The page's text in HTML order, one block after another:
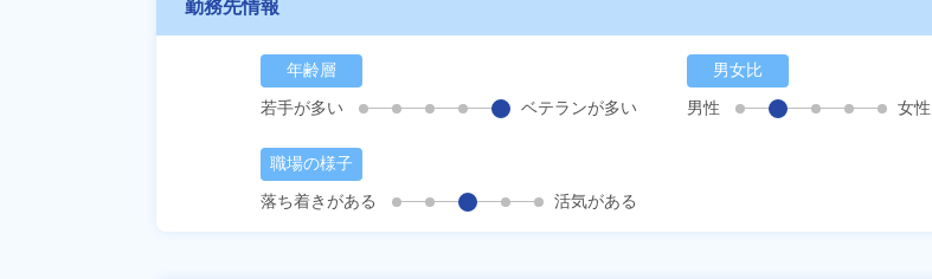
勤務先情報
年齢層
若手が多い
ベテランが多い
男女比
男性
女性
職場の様子
落ち着きがある
活気がある